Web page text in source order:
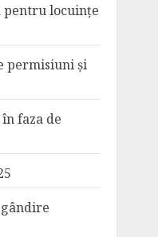
pentru locuințe
permisiuni și
faza de